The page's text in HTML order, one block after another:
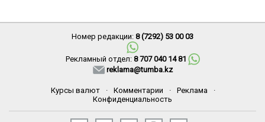
Номер редакции: 8 (7292) 53 00 03
Рекламный отдел: 8 707 040 14 81
reklama@tumba.kz
Курсы валют · Комментарии · Реклама
·
Конфиденциальность